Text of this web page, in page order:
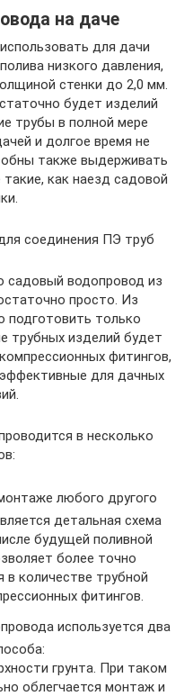
на даче
для дачи
низкого давления,
стенки до 2,0 мм.
будет изделий
трубы в полной мере
и долгое время не
также выдерживать
как наезд садовой
соединения ПЭ труб
садовый водопровод из
просто. Из
подготовить только
трубных изделий будет
фитингов,
для дачных
в несколько
любого другого
детальная схема
будущей поливной
более точно
в количестве трубной
фитингов.
используется два
грунта. При таком
облегчается монтаж и